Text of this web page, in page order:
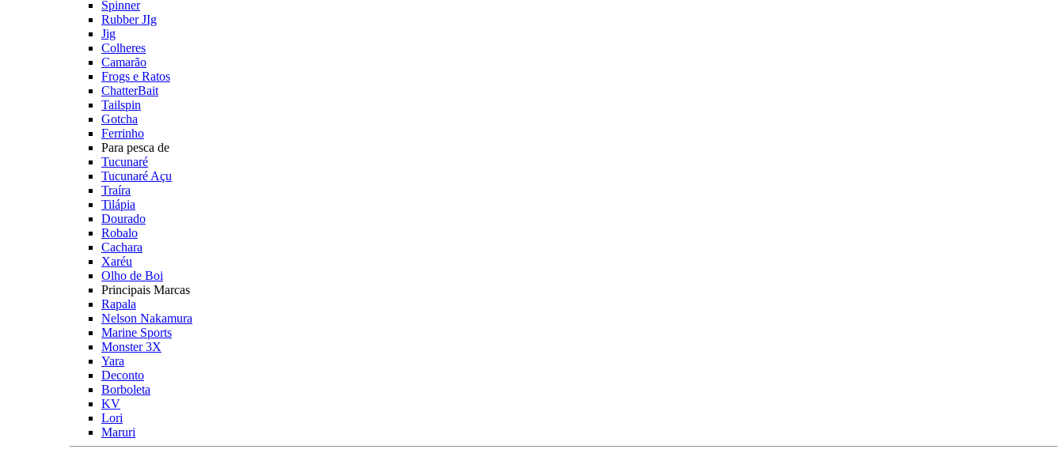
Spinner
Rubber JIg
Jig
Colheres
Camarão
Frogs e Ratos
ChatterBait
Tailspin
Gotcha
Ferrinho
Para pesca de
Tucunaré
Tucunaré Açu
Traíra
Tilápia
Dourado
Robalo
Cachara
Xaréu
Olho de Boi
Principais Marcas
Rapala
Nelson Nakamura
Marine Sports
Monster 3X
Yara
Deconto
Borboleta
KV
Lori
Maruri